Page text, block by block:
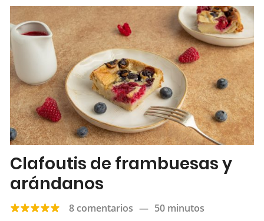
Clafoutis de frambuesas y
arándanos
8 comentarios — 50 minutos